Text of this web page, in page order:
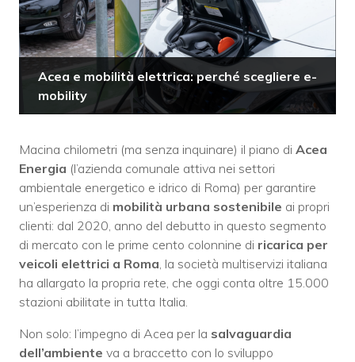
Acea e mobilità elettrica: perché scegliere e-
mobility
Macina chilometri (ma senza inquinare) il piano di Acea
Energia (l’azienda comunale attiva nei settori
ambientale energetico e idrico di Roma) per garantire
un’esperienza di mobilità urbana sostenibile ai propri
clienti: dal 2020, anno del debutto in questo segmento
di mercato con le prime cento colonnine di ricarica per
veicoli elettrici a Roma, la società multiservizi italiana
ha allargato la propria rete, che oggi conta oltre 15.000
stazioni abilitate in tutta Italia.
Non solo: l’impegno di Acea per la salvaguardia
dell’ambiente va a braccetto con lo sviluppo